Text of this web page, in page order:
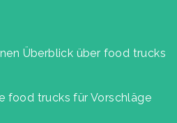
Überblick über food trucks
food trucks für Vorschläge